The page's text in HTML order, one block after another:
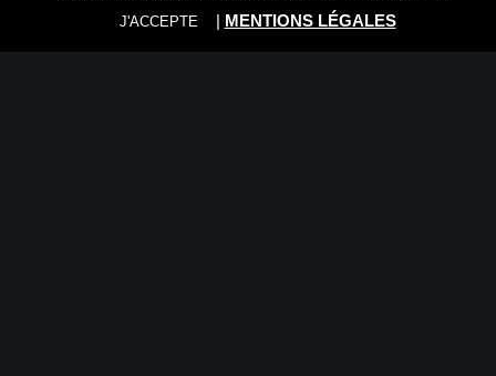
J'ACCEPTE | MENTIONS LÉGALES